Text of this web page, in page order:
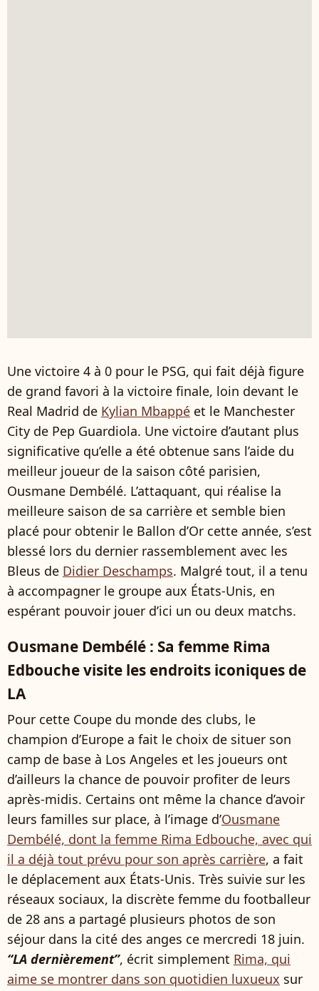
Une victoire 4 à 0 pour le PSG, qui fait déjà figure
de grand favori à la victoire finale, loin devant le
Real Madrid de Kylian Mbappé et le Manchester
City de Pep Guardiola. Une victoire d’autant plus
significative qu’elle a été obtenue sans l’aide du
meilleur joueur de la saison côté parisien,
Ousmane Dembélé. L’attaquant, qui réalise la
meilleure saison de sa carrière et semble bien
placé pour obtenir le Ballon d’Or cette année, s’est
blessé lors du dernier rassemblement avec les
Bleus de Didier Deschamps. Malgré tout, il a tenu
à accompagner le groupe aux États-Unis, en
espérant pouvoir jouer d’ici un ou deux matchs.
Ousmane Dembélé : Sa femme Rima
Edbouche visite les endroits iconiques de
LA
Pour cette Coupe du monde des clubs, le
champion d’Europe a fait le choix de situer son
camp de base à Los Angeles et les joueurs ont
d’ailleurs la chance de pouvoir profiter de leurs
après-midis. Certains ont même la chance d’avoir
leurs familles sur place, à l’image d’Ousmane
Dembélé, dont la femme Rima Edbouche, avec qui
il a déjà tout prévu pour son après carrière, a fait
le déplacement aux États-Unis. Très suivie sur les
réseaux sociaux, la discrète femme du footballeur
de 28 ans a partagé plusieurs photos de son
séjour dans la cité des anges ce mercredi 18 juin.
“LA dernièrement”, écrit simplement Rima, qui
aime se montrer dans son quotidien luxueux sur